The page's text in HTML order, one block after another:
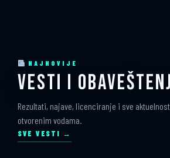
NAJNOVIJE
VESTI I
Rezultati, najave, licenciranje i sve
otvorenim vodama.
SVE VESTI →